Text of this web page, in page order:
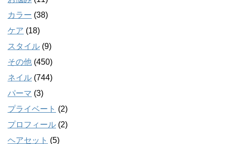
カラー (38)
ケア (18)
スタイル (9)
その他 (450)
ネイル (744)
パーマ (3)
プライベート (2)
プロフィール (2)
ヘアセット (5)